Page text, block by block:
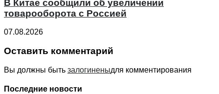
В Китае сообщили об увеличении
товарооборота с Россией
07.08.2026
Оставить комментарий
Вы должны быть залогиненыдля комментирования
Последние новости